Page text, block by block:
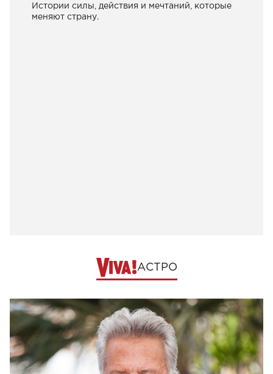
Истории силы, действия и мечтаний, которые
меняют страну.
АСТРО